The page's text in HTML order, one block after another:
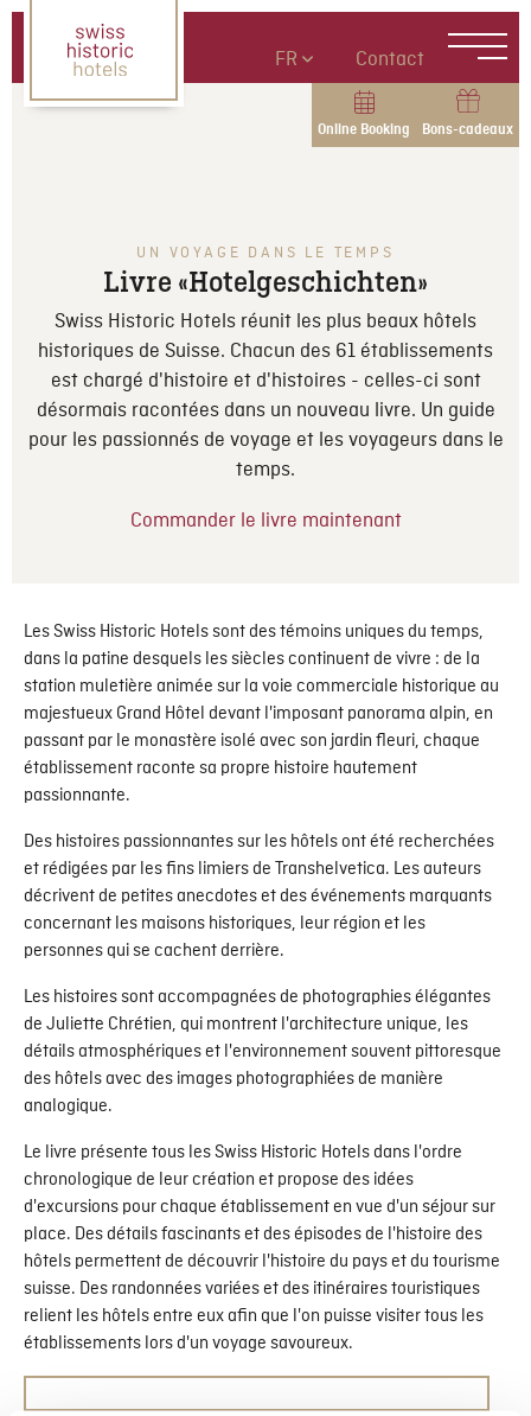
FR Contact
Online Booking Bons-cadeaux
UN VOYAGE DANS LE TEMPS
Livre «Hotelgeschichten»
Swiss Historic Hotels réunit les plus beaux hôtels
historiques de Suisse. Chacun des 61 établissements
est chargé d'histoire et d'histoires - celles-ci sont
désormais racontées dans un nouveau livre. Un guide
pour les passionnés de voyage et les voyageurs dans le
temps.
Commander le livre maintenant
Les Swiss Historic Hotels sont des témoins uniques du temps,
dans la patine desquels les siècles continuent de vivre : de la
station muletière animée sur la voie commerciale historique au
majestueux Grand Hôtel devant l'imposant panorama alpin, en
passant par le monastère isolé avec son jardin fleuri, chaque
établissement raconte sa propre histoire hautement
passionnante.
Des histoires passionnantes sur les hôtels ont été recherchées
et rédigées par les fins limiers de Transhelvetica. Les auteurs
décrivent de petites anecdotes et des événements marquants
concernant les maisons historiques, leur région et les
personnes qui se cachent derrière.
Les histoires sont accompagnées de photographies élégantes
de Juliette Chrétien, qui montrent l'architecture unique, les
détails atmosphériques et l'environnement souvent pittoresque
des hôtels avec des images photographiées de manière
analogique.
Le livre présente tous les Swiss Historic Hotels dans l'ordre
chronologique de leur création et propose des idées
d'excursions pour chaque établissement en vue d'un séjour sur
place. Des détails fascinants et des épisodes de l'histoire des
hôtels permettent de découvrir l'histoire du pays et du tourisme
suisse. Des randonnées variées et des itinéraires touristiques
relient les hôtels entre eux afin que l'on puisse visiter tous les
établissements lors d'un voyage savoureux.